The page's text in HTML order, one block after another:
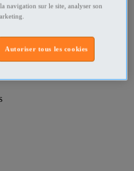
navigation sur le site, analyser son
Autoriser tous les cookies